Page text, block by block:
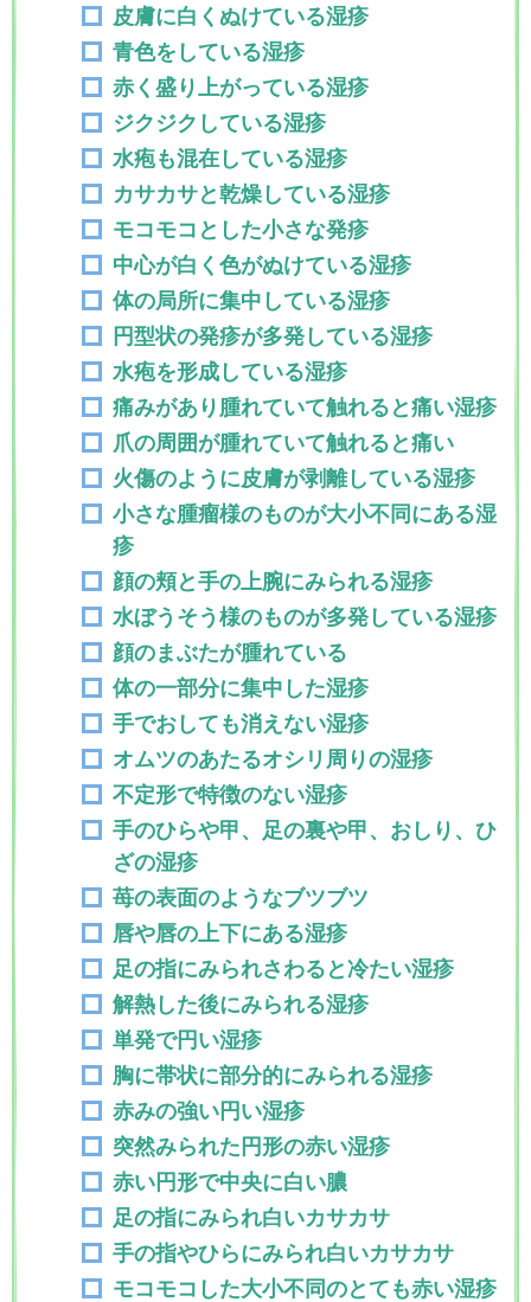
皮膚に白くぬけている湿疹
青色をしている湿疹
赤く盛り上がっている湿疹
ジクジクしている湿疹
水疱も混在している湿疹
カサカサと乾燥している湿疹
モコモコとした小さな発疹
中心が白く色がぬけている湿疹
体の局所に集中している湿疹
円型状の発疹が多発している湿疹
水疱を形成している湿疹
痛みがあり腫れていて触れると痛い湿疹
爪の周囲が腫れていて触れると痛い
火傷のように皮膚が剥離している湿疹
小さな腫瘤様のものが大小不同にある湿
疹
顔の頬と手の上腕にみられる湿疹
水ぼうそう様のものが多発している湿疹
顔のまぶたが腫れている
体の一部分に集中した湿疹
手でおしても消えない湿疹
オムツのあたるオシリ周りの湿疹
不定形で特徴のない湿疹
手のひらや甲、足の裏や甲、おしり、ひ
ざの湿疹
苺の表面のようなブツブツ
唇や唇の上下にある湿疹
足の指にみられさわると冷たい湿疹
解熱した後にみられる湿疹
単発で円い湿疹
胸に帯状に部分的にみられる湿疹
赤みの強い円い湿疹
突然みられた円形の赤い湿疹
赤い円形で中央に白い膿
足の指にみられ白いカサカサ
手の指やひらにみられ白いカサカサ
モコモコした大小不同のとても赤い湿疹